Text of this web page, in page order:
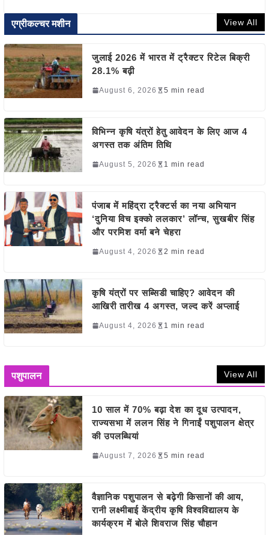
एग्रीकल्चर मशीन View All
जुलाई 2026 में भारत में ट्रैक्टर रिटेल बिक्री
28.1% बढ़ी
August 6, 2026 5 min read
विभिन्न कृषि यंत्रों हेतु आवेदन के लिए आज 4
अगस्त तक अंतिम तिथि
August 5, 2026 1 min read
पंजाब में महिंद्रा ट्रैक्टर्स का नया अभियान
‘दुनिया विच इक्को ललकार’ लॉन्च, सुखबीर सिंह
और परमिश वर्मा बने चेहरा
August 4, 2026 2 min read
कृषि यंत्रों पर सब्सिडी चाहिए? आवेदन की
आखिरी तारीख 4 अगस्त, जल्द करें अप्लाई
August 4, 2026 1 min read
पशुपालन View All
10 साल में 70% बढ़ा देश का दूध उत्पादन,
राज्यसभा में ललन सिंह ने गिनाईं पशुपालन क्षेत्र
की उपलब्धियां
August 7, 2026 5 min read
वैज्ञानिक पशुपालन से बढ़ेगी किसानों की आय,
रानी लक्ष्मीबाई केंद्रीय कृषि विश्वविद्यालय के
कार्यक्रम में बोले शिवराज सिंह चौहान